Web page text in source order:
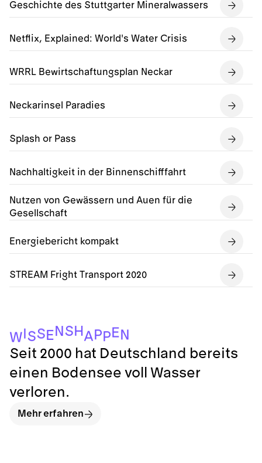
Geschichte des Stuttgarter Mineralwassers
Netflix, Explained: World's Water Crisis
WRRL Bewirtschaftungsplan Neckar
Neckarinsel Paradies
Splash or Pass
Nachhaltigkeit in der Binnenschifffahrt
Nutzen von Gewässern und Auen für die
Gesellschaft
Energiebericht kompakt
STREAM Fright Transport 2020
W SS ENSHAPPEN
Seit 2000 hat Deutschland bereits
einen Bodensee voll Wasser
verloren.
Mehr erfahren